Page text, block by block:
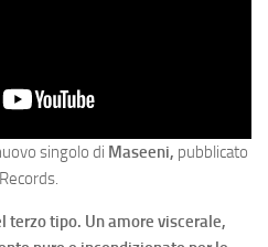
singolo di Maseeni, pubblicato
terzo tipo. Un amore viscerale,